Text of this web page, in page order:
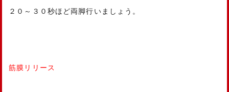
２０～３０秒ほど両脚行いましょう。
筋膜リリース